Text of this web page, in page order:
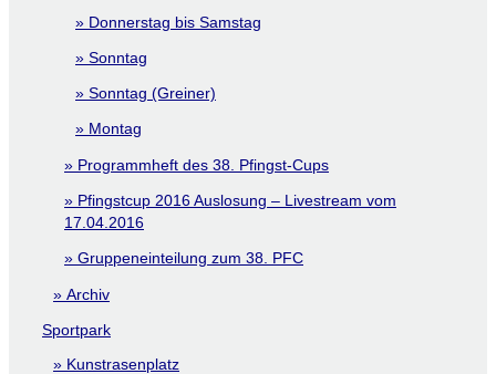
Donnerstag bis Samstag
Sonntag
Sonntag (Greiner)
Montag
Programmheft des 38. Pfingst-Cups
Pfingstcup 2016 Auslosung – Livestream vom
17.04.2016
Gruppeneinteilung zum 38. PFC
Archiv
Sportpark
Kunstrasenplatz